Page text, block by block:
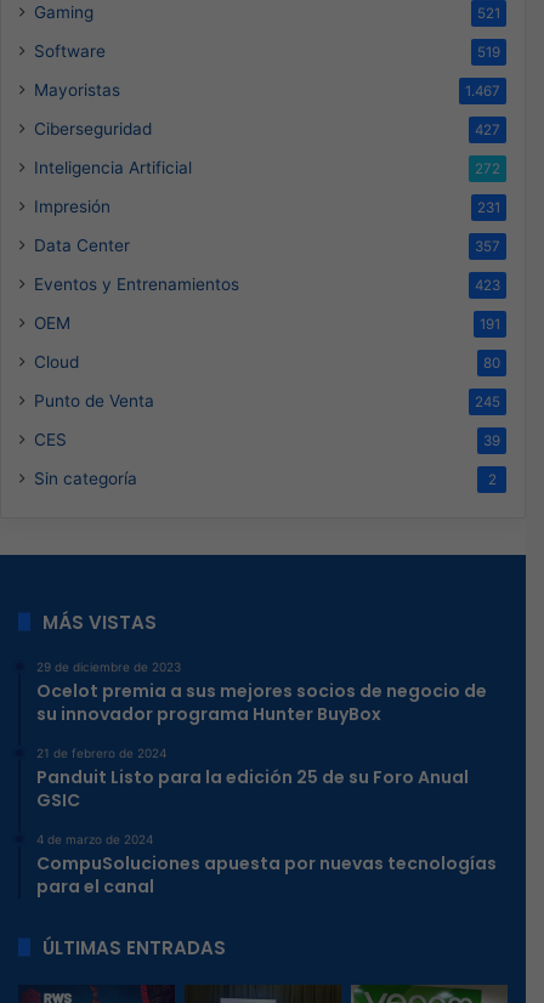
Gaming 521
Software 519
Mayoristas 1.467
Ciberseguridad 427
Inteligencia Artificial 272
Impresión 231
Data Center 357
Eventos y Entrenamientos 423
OEM 191
Cloud 80
Punto de Venta 245
CES 39
Sin categoría 2
MÁS VISTAS
29 de diciembre de 2023
Ocelot premia a sus mejores socios de negocio de
su innovador programa Hunter BuyBox
21 de febrero de 2024
Panduit Listo para la edición 25 de su Foro Anual
GSIC
4 de marzo de 2024
CompuSoluciones apuesta por nuevas tecnologías
para el canal
ÚLTIMAS ENTRADAS